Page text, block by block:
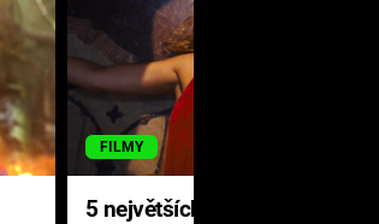
FILMY
5 největších propadáků